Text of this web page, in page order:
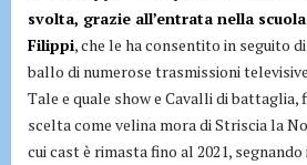
svolta, grazie all’entrata nella
Filippi, che le ha consentito in seguito
ballo di numerose trasmissioni
Tale e quale show e Cavalli di battaglia,
scelta come velina mora di Striscia la
cui cast è rimasta fino al 2021,